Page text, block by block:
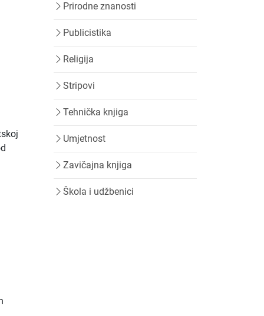
Prirodne znanosti
Publicistika
Religija
Stripovi
Tehnička knjiga
Umjetnost
Zavičajna knjiga
Škola i udžbenici